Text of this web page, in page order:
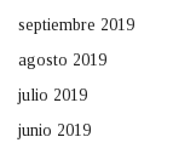
septiembre 2019
agosto 2019
julio 2019
junio 2019